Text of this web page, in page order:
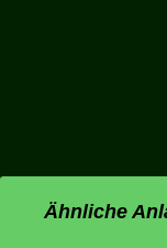
Ähnliche